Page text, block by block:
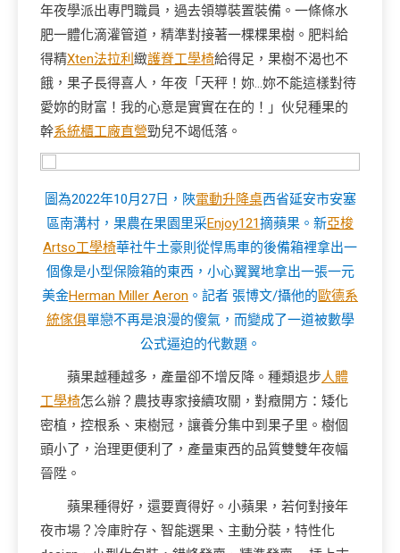
年夜學派出專門職員，過去領導裝置裝備。一條條水
肥一體化滴灌管道，精準對接著一棵棵果樹。肥料給
得精Xten法拉利 緻護脊工學椅給得足，果樹不渴也不
餓，果子長得喜人，年夜「天秤！妳…妳不能這樣對待
愛妳的財富！我的心意是實實在在的！」伙兒種果的
幹系統櫃工廠直營勁兒不竭低落。
圖為2022年10月27日，陜電動升降桌西省延安市安塞
區南溝村，果農在果園里采Enjoy121摘蘋果。 新亞梭
Artso工學椅華社牛土豪則從悍馬車的後備箱裡拿出一
個像是小型保險箱的東西，小心翼翼地拿出一張一元
美金Herman Miller Aeron 。記者 張博文/攝他的歐德系
統傢俱單戀不再是浪漫的傻氣，而變成了一道被數學
公式逼迫的代數題。
蘋果越種越多，產量卻不增反降。種類退步人體
工學椅怎么辦？農技專家接續攻關，對癥開方：矮化
密植，控根系、束樹冠，讓養分集中到果子里。樹個
頭小了，治理更便利了，產量東西的品質雙雙年夜幅
晉陞。
蘋果種得好，還要賣得好。小蘋果，若何對接年
夜市場？冷庫貯存、智能選果、主動分裝，特性化